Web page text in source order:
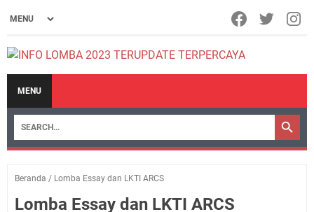
MENU
Beranda / Lomba Essay dan LKTI ARCS
Lomba Essay dan LKTI ARCS